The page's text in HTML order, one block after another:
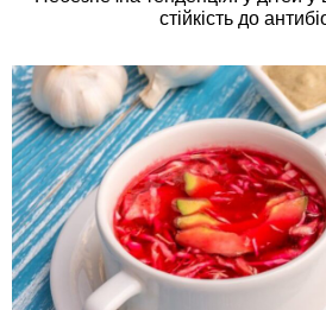
стійкість до